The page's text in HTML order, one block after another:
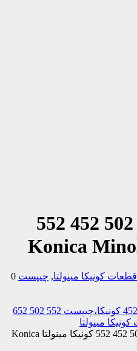
چیپست 602 652 502 452 552
قطعات کونیکا مینولتا, چیپست 0
چیپست کونیکا،چیپست 452 کونیکا،چیپست 552 502 652
خرید محصول چیپست 602 652 502 452 552 کونیکا مینولتا Konica